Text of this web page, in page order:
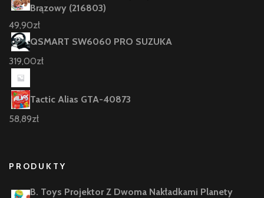
Brązowy (216803)
49,90zł
QSMART SW6060 PRO SUZUKA
319,00zł
Tactic Alias GTA-40873
58,89zł
PRODUKTY
B. Toys Projektor Z Dwoma Nakładkami Planety